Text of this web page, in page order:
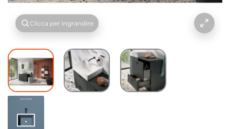
Clicca per ingrandire